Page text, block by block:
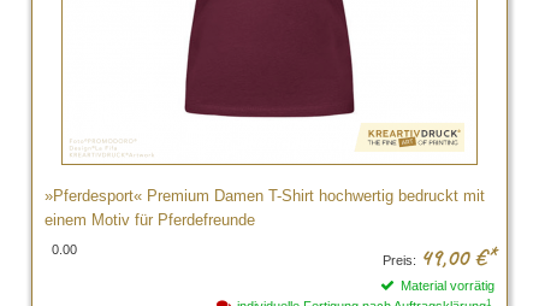
»Pferdesport« Premium Damen T-Shirt hochwertig bedruckt mit
einem Motiv für Pferdefreunde
0.00
Preis: 49,00 €*
Material vorrätig
1